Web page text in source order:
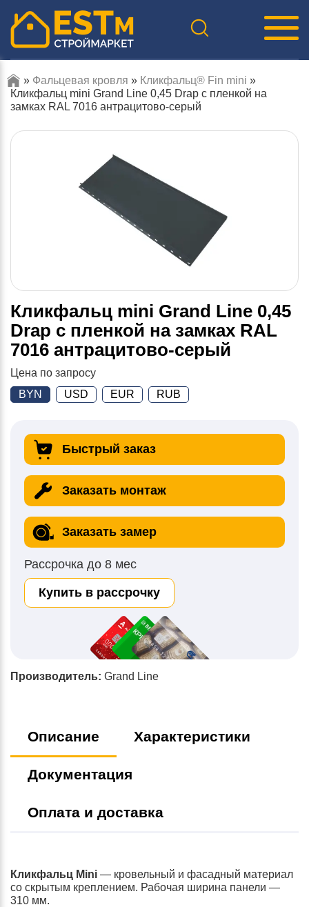
» Фальцевая кровля » Кликфальц® Fin mini »
Кликфальц mini Grand Line 0,45 Drap с пленкой на
замках RAL 7016 антрацитово-серый
Кликфальц mini Grand Line 0,45
Drap с пленкой на замках RAL
7016 антрацитово-серый
Цена по запросу
BYN
USD EUR RUB
Быстрый заказ
Заказать монтаж
Заказать замер
Рассрочка до 8 мес
Купить в рассрочку
Производитель: Grand Line
Описание Характеристики
Документация
Оплата и доставка
Кликфальц Mini — кровельный и фасадный материал
со скрытым креплением. Рабочая ширина панели —
310 мм.